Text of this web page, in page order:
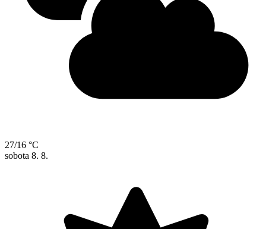
27/16 °C
sobota 8. 8.